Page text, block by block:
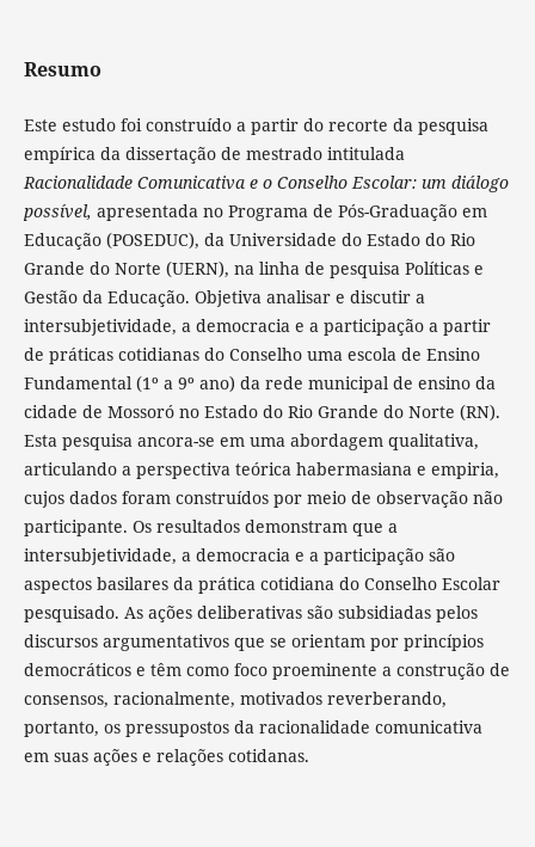
Resumo
Este estudo foi construído a partir do recorte da pesquisa
empírica da dissertação de mestrado intitulada
Racionalidade Comunicativa e o Conselho Escolar: um diálogo
possível, apresentada no Programa de Pós-Graduação em
Educação (POSEDUC), da Universidade do Estado do Rio
Grande do Norte (UERN), na linha de pesquisa Políticas e
Gestão da Educação. Objetiva analisar e discutir a
intersubjetividade, a democracia e a participação a partir
de práticas cotidianas do Conselho uma escola de Ensino
Fundamental (1º a 9º ano) da rede municipal de ensino da
cidade de Mossoró no Estado do Rio Grande do Norte (RN).
Esta pesquisa ancora-se em uma abordagem qualitativa,
articulando a perspectiva teórica habermasiana e empiria,
cujos dados foram construídos por meio de observação não
participante. Os resultados demonstram que a
intersubjetividade, a democracia e a participação são
aspectos basilares da prática cotidiana do Conselho Escolar
pesquisado. As ações deliberativas são subsidiadas pelos
discursos argumentativos que se orientam por princípios
democráticos e têm como foco proeminente a construção de
consensos, racionalmente, motivados reverberando,
portanto, os pressupostos da racionalidade comunicativa
em suas ações e relações cotidanas.